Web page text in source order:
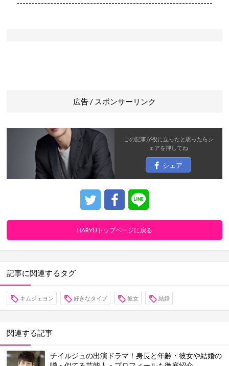
----------------------------------------------------------------
広告 / スポンサーリンク
この記事が役に立ったと思ったらシ
ェアを押してね
シェア
HARYUトップページに戻る
記事に関連するタグ
キムジェヨン 好きなタイプ 彼女 結婚
関連する記事
チイルジュの出演ドラマ！身長と年齢・彼女や結婚の